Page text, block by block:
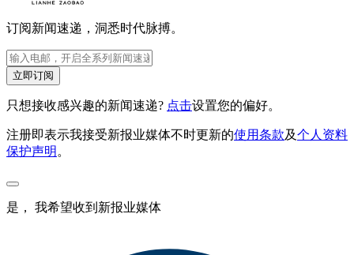
订阅新闻速递，洞悉时代脉搏。
立即订阅
只想接收感兴趣的新闻速递? 点击设置您的偏好。
注册即表示我接受新报业媒体不时更新的使用条款及个人资料
保护声明 。
是， 我希望收到新报业媒体